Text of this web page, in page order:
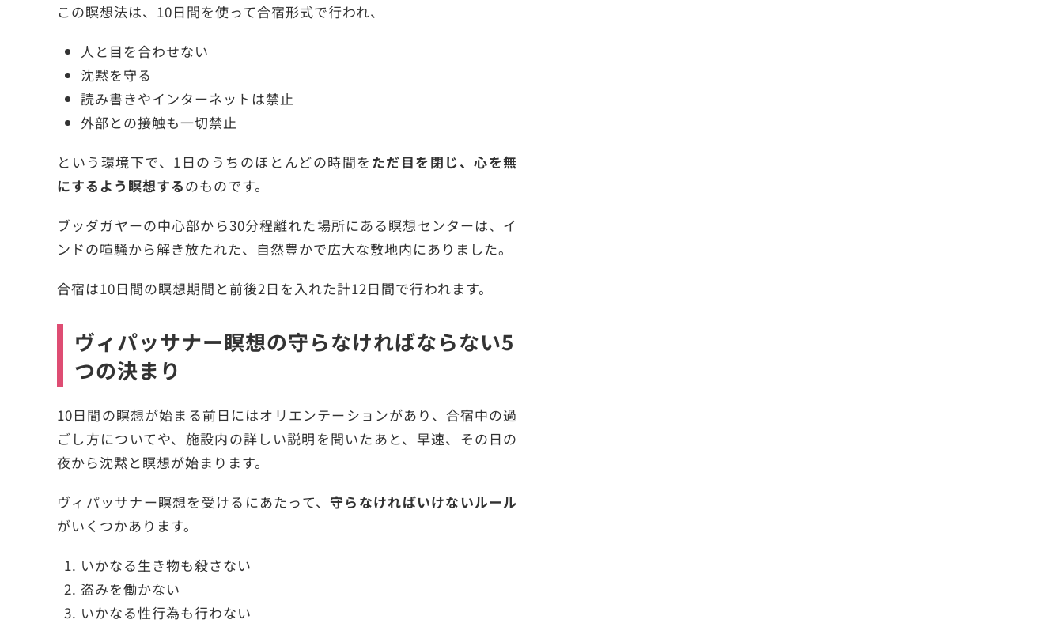
この瞑想法は、10日間を使って合宿形式で行われ、
人と目を合わせない
沈黙を守る
読み書きやインターネットは禁止
外部との接触も一切禁止
という環境下で、1日のうちのほとんどの時間を ただ目を閉じ、心を無
にするよう瞑想するのものです。
ブッダガヤーの中心部から30分程離れた場所にある瞑想センターは、イ
ンドの喧騒から解き放たれた、自然豊かで広大な敷地内にありました。
合宿は10日間の瞑想期間と前後2日を入れた計12日間で行われます。
ヴィパッサナー瞑想の守らなければならない5
つの決まり
10日間の瞑想が始まる前日にはオリエンテーションがあり、合宿中の過
ごし方についてや、施設内の詳しい説明を聞いたあと、早速、その日の
夜から沈黙と瞑想が始まります。
ヴィパッサナー瞑想を受けるにあたって、 守らなければいけないルール
がいくつかあります。
いかなる生き物も殺さない
盗みを働かない
いかなる性行為も行わない